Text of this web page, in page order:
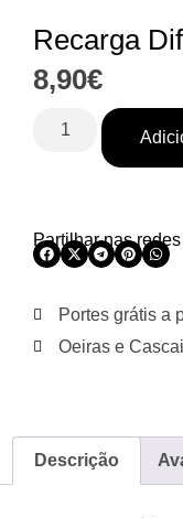
Recarga
8,90€
Partilhar nas
Portes grátis a
Oeiras e
Descrição